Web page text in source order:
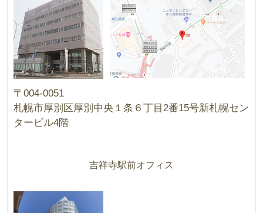
〒004-0051
札幌市厚別区厚別中央１条６丁目2番15号新札幌セン
タービル4階
吉祥寺駅前オフィス